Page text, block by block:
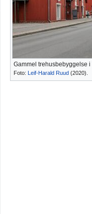
Gammel trehusbebyggelse
Foto: Leif-Harald Ruud (2020).